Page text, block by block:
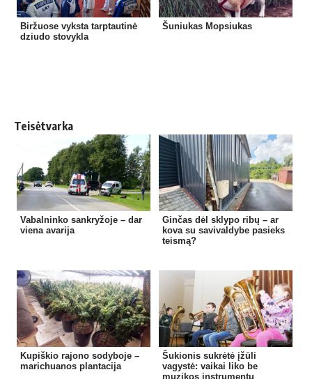
Biržuose vyksta tarptautinė
dziudo stovykla
Šuniukas Mopsiukas
Teisėtvarka
Vabalninko sankryžoje – dar
viena avarija
Ginčas dėl sklypo ribų – ar
kova su savivaldybe pasieks
teismą?
Kupiškio rajono sodyboje –
marichuanos plantacija
Šukionis sukrėtė įžūli
vagystė: vaikai liko be
muzikos instrumentų